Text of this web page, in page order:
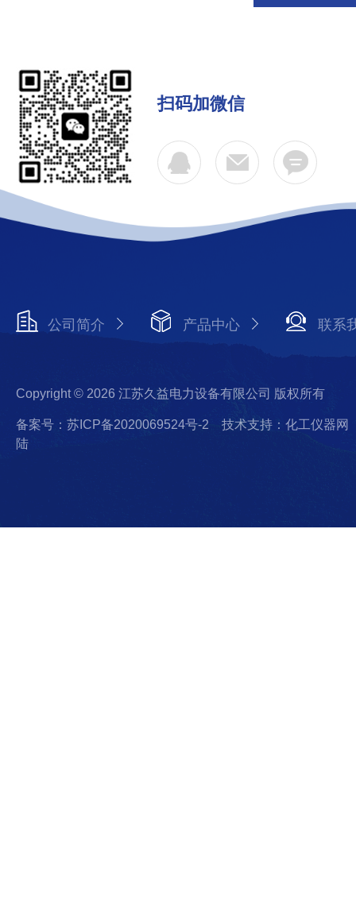
扫码加微信
公司简介 产品中心 联系
Copyright © 2026 江苏久益电力设备有限公司 版权所有
备案号：苏ICP备2020069524号-2
技术支持：化工仪器网
陆